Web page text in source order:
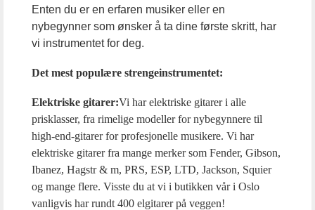
Enten du er en erfaren musiker eller en
nybegynner som ønsker å ta dine første skritt, har
vi instrumentet for deg.
Det mest populære strengeinstrumentet:
Elektriske gitarer:Vi har elektriske gitarer i alle
prisklasser, fra rimelige modeller for nybegynnere til
high-end-gitarer for profesjonelle musikere. Vi har
elektriske gitarer fra mange merker som Fender, Gibson,
Ibanez, Hagstr & m, PRS, ESP, LTD, Jackson, Squier
og mange flere. Visste du at vi i butikken vår i Oslo
vanligvis har rundt 400 elgitarer på veggen!